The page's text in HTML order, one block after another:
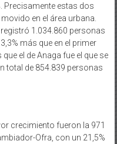
Precisamente estas dos
en el área urbana.
1.034.860 personas
más que en el primer
el de Anaga fue el que se
total de 854.839 personas
crecimiento fueron la 971
Ofra, con un 21,5%